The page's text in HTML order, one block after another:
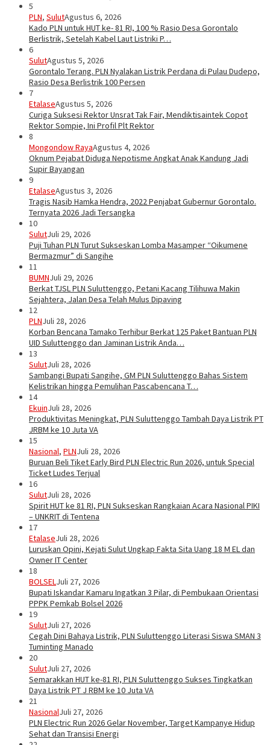
5
PLN, SulutAgustus 6, 2026
Kado PLN untuk HUT ke- 81 RI, 100 % Rasio Desa Gorontalo
Berlistrik, Setelah Kabel Laut Listriki P…
6
SulutAgustus 5, 2026
Gorontalo Terang. PLN Nyalakan Listrik Perdana di Pulau Dudepo,
Rasio Desa Berlistrik 100 Persen
7
EtalaseAgustus 5, 2026
Curiga Suksesi Rektor Unsrat Tak Fair, Mendiktisaintek Copot
Rektor Sompie, Ini Profil Plt Rektor
8
Mongondow RayaAgustus 4, 2026
Oknum Pejabat Diduga Nepotisme Angkat Anak Kandung Jadi
Supir Bayangan
9
EtalaseAgustus 3, 2026
Tragis Nasib Hamka Hendra, 2022 Penjabat Gubernur Gorontalo.
Ternyata 2026 Jadi Tersangka
10
SulutJuli 29, 2026
Puji Tuhan PLN Turut Sukseskan Lomba Masamper “Oikumene
Bermazmur” di Sangihe
11
BUMNJuli 29, 2026
Berkat TJSL PLN Suluttenggo, Petani Kacang Tilihuwa Makin
Sejahtera, Jalan Desa Telah Mulus Dipaving
12
PLNJuli 28, 2026
Korban Bencana Tamako Terhibur Berkat 125 Paket Bantuan PLN
UID Suluttenggo dan Jaminan Listrik Anda…
13
SulutJuli 28, 2026
Sambangi Bupati Sangihe, GM PLN Suluttenggo Bahas Sistem
Kelistrikan hingga Pemulihan Pascabencana T…
14
EkuinJuli 28, 2026
Produktivitas Meningkat, PLN Suluttenggo Tambah Daya Listrik PT
JRBM ke 10 Juta VA
15
Nasional, PLNJuli 28, 2026
Buruan Beli Tiket Early Bird PLN Electric Run 2026, untuk Special
Ticket Ludes Terjual
16
SulutJuli 28, 2026
Spirit HUT ke 81 RI, PLN Sukseskan Rangkaian Acara Nasional PIKI
– UNKRIT di Tentena
17
EtalaseJuli 28, 2026
Luruskan Opini, Kejati Sulut Ungkap Fakta Sita Uang 18 M EL dan
Owner IT Center
18
BOLSEL Juli 27, 2026
Bupati Iskandar Kamaru Ingatkan 3 Pilar, di Pembukaan Orientasi
PPPK Pemkab Bolsel 2026
19
SulutJuli 27, 2026
Cegah Dini Bahaya Listrik, PLN Suluttenggo Literasi Siswa SMAN 3
Tuminting Manado
20
SulutJuli 27, 2026
Semarakkan HUT ke-81 RI, PLN Suluttenggo Sukses Tingkatkan
Daya Listrik PT J RBM ke 10 Juta VA
21
NasionalJuli 27, 2026
PLN Electric Run 2026 Gelar November, Target Kampanye Hidup
Sehat dan Transisi Energi